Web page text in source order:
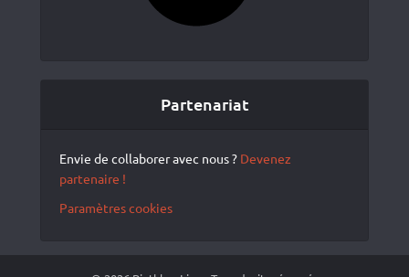
Partenariat
Envie de collaborer avec nous ? Devenez
partenaire !
Paramètres cookies